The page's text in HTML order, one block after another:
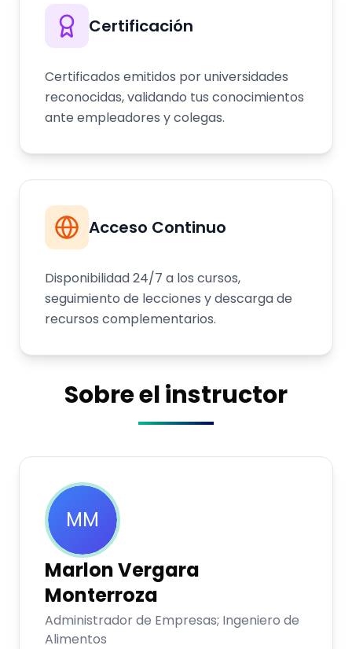
Certificación
Certificados emitidos por universidades
reconocidas, validando tus conocimientos
ante empleadores y colegas.
Acceso Continuo
Disponibilidad 24/7 a los cursos,
seguimiento de lecciones y descarga de
recursos complementarios.
Sobre el instructor
MM
MarlonVergara
Monterroza
Administrador de Empresas; Ingeniero de
Alimentos